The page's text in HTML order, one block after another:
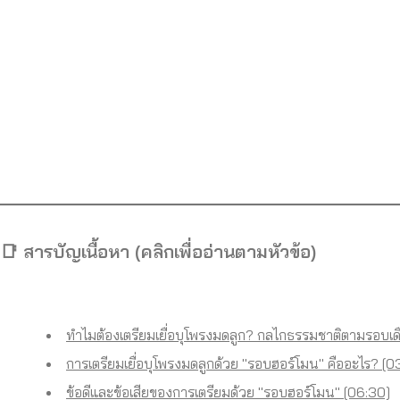
📑 สารบัญเนื้อหา (คลิกเพื่ออ่านตามหัวข้อ)
ทำไมต้องเตรียมเยื่อบุโพรงมดลูก? กลไกธรรมชาติตามรอบเ
การเตรียมเยื่อบุโพรงมดลูกด้วย "รอบฮอร์โมน" คืออะไร?
ข้อดีและข้อเสียของการเตรียมด้วย "รอบฮอร์โมน" [06:30]